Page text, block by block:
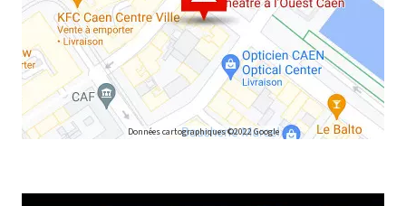
Données cartographiques ©2022 Google